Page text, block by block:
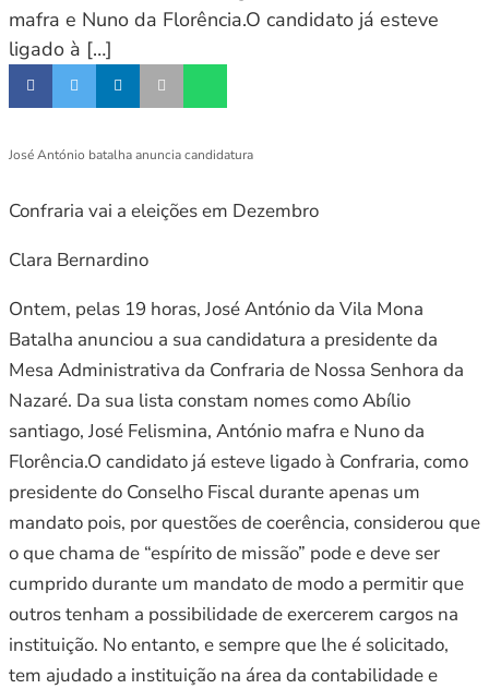
mafra e Nuno da Florência.O candidato já esteve
ligado à […]
José António batalha anuncia candidatura
Confraria vai a eleições em Dezembro
Clara Bernardino
Ontem, pelas 19 horas, José António da Vila Mona
Batalha anunciou a sua candidatura a presidente da
Mesa Administrativa da Confraria de Nossa Senhora da
Nazaré. Da sua lista constam nomes como Abílio
santiago, José Felismina, António mafra e Nuno da
Florência.O candidato já esteve ligado à Confraria, como
presidente do Conselho Fiscal durante apenas um
mandato pois, por questões de coerência, considerou que
o que chama de “espírito de missão” pode e deve ser
cumprido durante um mandato de modo a permitir que
outros tenham a possibilidade de exercerem cargos na
instituição. No entanto, e sempre que lhe é solicitado,
tem ajudado a instituição na área da contabilidade e